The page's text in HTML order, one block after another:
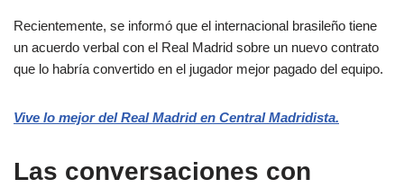
Recientemente, se informó que el internacional brasileño tiene
un acuerdo verbal con el Real Madrid sobre un nuevo contrato
que lo habría convertido en el jugador mejor pagado del equipo.
Vive lo mejor del Real Madrid en Central Madridista.
Las conversaciones con